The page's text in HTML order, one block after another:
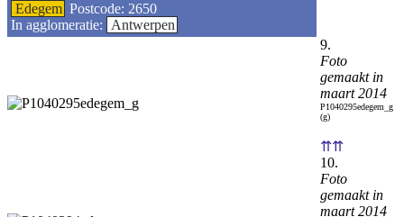
Edegem Postcode: 2650
In agglomeratie:
Antwerpen
9.
Foto
gemaakt in
maart 2014
P1040295edegem_g
(g)
⇈⇈
10.
Foto
gemaakt in
maart 2014